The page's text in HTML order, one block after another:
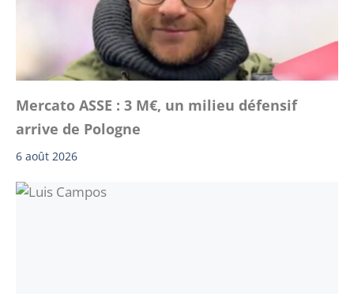
Mercato ASSE : 3 M€, un milieu défensif
arrive de Pologne
6 août 2026